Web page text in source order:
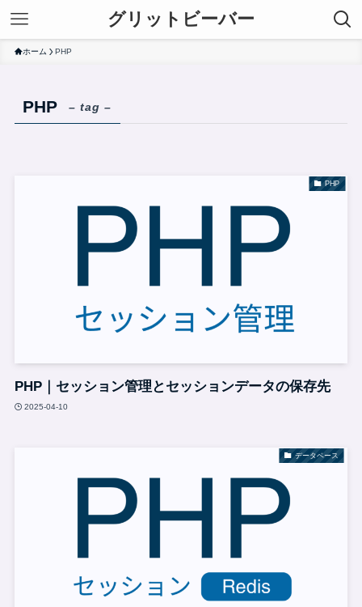
グリットビーバー
ホーム PHP
PHP – tag –
PHP
PHP｜セッション管理とセッションデータの保存先
2025-04-10
データベース